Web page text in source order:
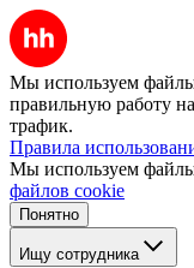
Мы используем
правильную работу
трафик.
Правила
Мы используем
файлов cookie
Понятно
Ищу сотрудника